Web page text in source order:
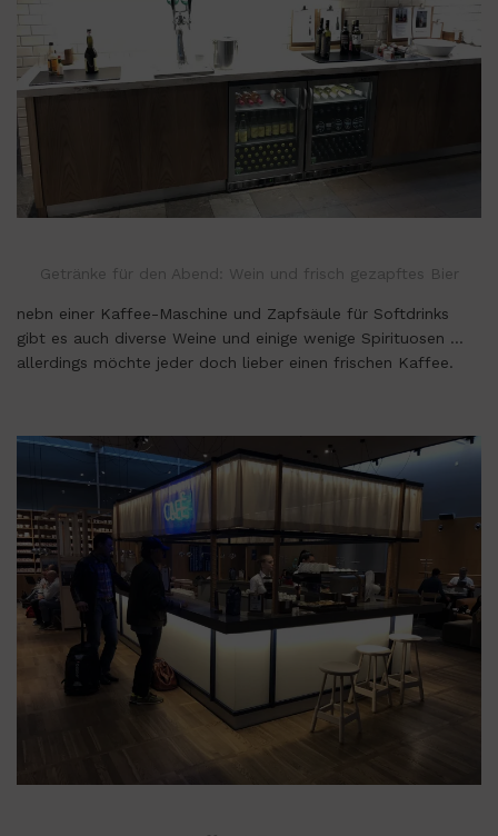
Getränke für den Abend: Wein und frisch gezapftes Bier
nebn einer Kaffee-Maschine und Zapfsäule für Softdrinks
gibt es auch diverse Weine und einige wenige Spirituosen …
allerdings möchte jeder doch lieber einen frischen Kaffee.